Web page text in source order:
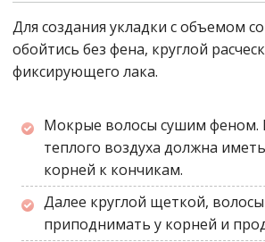
Для создания укладки с объемом
обойтись без фена, круглой
фиксирующего лака.
Мокрые волосы сушим феном.
теплого воздуха должна
корней к кончикам.
Далее круглой щеткой,
приподнимать у корней и